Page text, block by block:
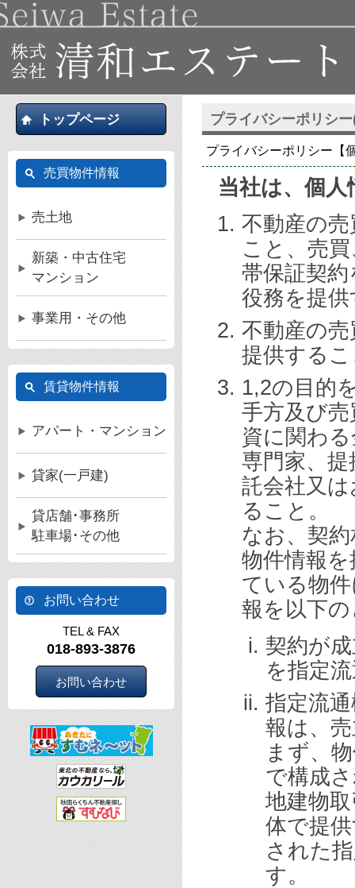
トップページ
売買物件情報
売土地
新築・中古住宅
マンション
事業用・その他
賃貸物件情報
アパート・マンション
貸家(一戸建)
貸店舗･事務所
駐車場･その他
お問い合わせ
TEL & FAX
018-893-3876
お問い合わせ
プライバシーポリシ
プライバシーポリシー【
当社は、個
不動産の
こと、売
帯保証契
役務を提
不動産の
提供する
1,2の目的
手方及び
資に関わ
専門家、
託会社又
ること。
なお、契
物件情報
ている物
報を以下
契約が
を指定
指定流
報は、
まず、
で構成
地建物
体で提
された
す。